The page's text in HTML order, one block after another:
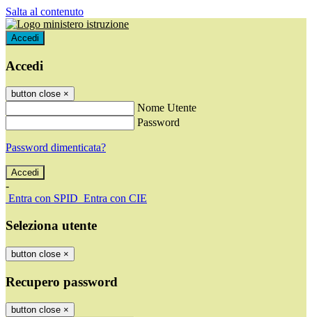
Salta al contenuto
Accedi
Accedi
button close ×
Nome Utente
Password
Password dimenticata?
-
Entra con SPID Entra con CIE
Seleziona utente
button close ×
Recupero password
button close ×